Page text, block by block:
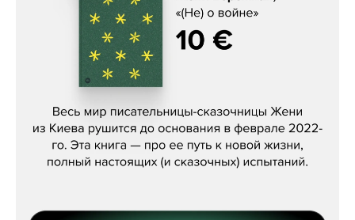
Женя Бережная, «(Не) о войне»